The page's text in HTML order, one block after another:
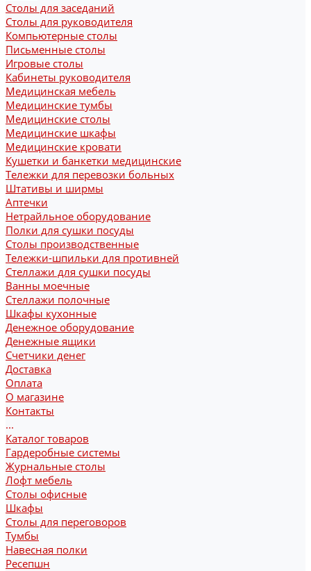
Столы для заседаний
Столы для руководителя
Компьютерные столы
Письменные столы
Игровые столы
Кабинеты руководителя
Медицинская мебель
Медицинские тумбы
Медицинские столы
Медицинские шкафы
Медицинские кровати
Кушетки и банкетки медицинские
Тележки для перевозки больных
Штативы и ширмы
Аптечки
Нетрайльное оборудование
Полки для сушки посуды
Столы производственные
Тележки-шпильки для противней
Стеллажи для сушки посуды
Ванны моечные
Стеллажи полочные
Шкафы кухонные
Денежное оборудование
Денежные ящики
Счетчики денег
Доставка
Оплата
О магазине
Контакты
...
Каталог товаров
Гардеробные системы
Журнальные столы
Лофт мебель
Столы офисные
Шкафы
Столы для переговоров
Тумбы
Навесная полки
Ресепшн